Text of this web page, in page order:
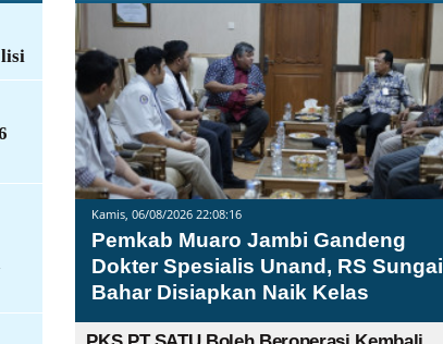
Kamis, 06/08/2026 22:08:16
Pemkab Muaro Jambi Gandeng
Dokter Spesialis Unand, RS Sungai
Bahar Disiapkan Naik Kelas